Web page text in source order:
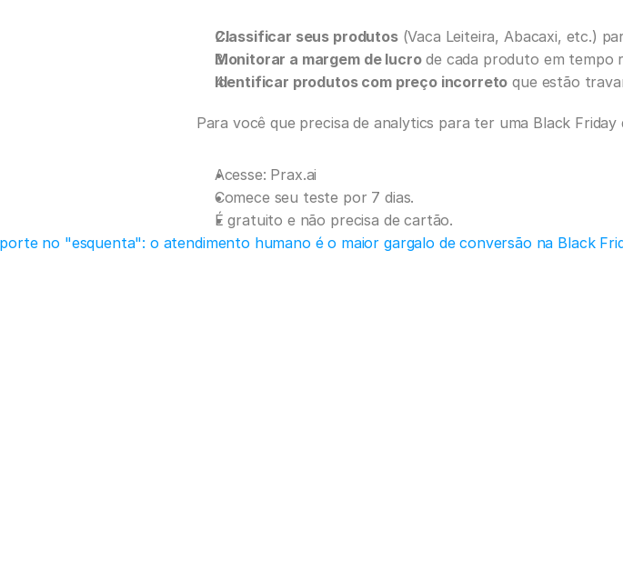
Classificar seus produtos (Vaca Leiteira, Abacaxi, etc.)
Monitorar a margem de lucro de cada produto em tempo
Identificar produtos com preço incorreto que estão
Para você que precisa de analytics para ter uma Black
Acesse: Prax.ai
Comece seu teste por 7 dias.
É gratuito e não precisa de cartão.
no "esquenta": o atendimento humano é o maior gargalo de conversão na Black